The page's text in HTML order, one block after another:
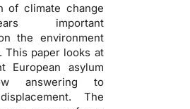
of climate change
important
the environment
This paper looks at
European asylum
answering to
The